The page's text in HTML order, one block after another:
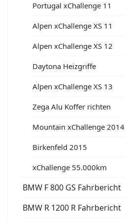
Portugal xChallenge 11
Alpen xChallenge XS 11
Alpen xChallenge XS 12
Daytona Heizgriffe
Alpen xChallenge XS 13
Zega Alu Koffer richten
Mountain xChallenge 2014
Birkenfeld 2015
xChallenge 55.000km
BMW F 800 GS Fahrbericht
BMW R 1200 R Fahrbericht